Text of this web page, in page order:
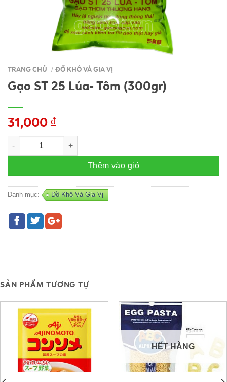
TRANG CHỦ / ĐỒ KHÔ VÀ GIA VỊ
Gạo ST 25 Lúa- Tôm (300gr)
31,000 ₫
Gạo ST 25 Lúa- Tôm (300gr) số lượng
Thêm vào giỏ
Danh mục: Đồ Khô Và Gia Vị
SẢN PHẨM TƯƠNG TỰ
HẾT HÀNG